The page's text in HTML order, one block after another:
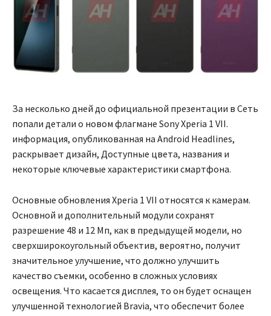
За несколько дней до официальной презентации в Сеть
попали детали о новом флагмане Sony Xperia 1 VII.
информация, опубликованная на Android Headlines,
раскрывает дизайн, Доступные цвета, названия и
некоторые ключевые характеристики смартфона.
Основные обновления Xperia 1 VII относятся к камерам.
Основной и дополнительный модули сохранят
разрешение 48 и 12 Мп, как в предыдущей модели, но
сверхширокоугольный объектив, вероятно, получит
значительное улучшение, что должно улучшить
качество съемки, особенно в сложных условиях
освещения. Что касается дисплея, то он будет оснащен
улучшенной технологией Bravia, что обеспечит более